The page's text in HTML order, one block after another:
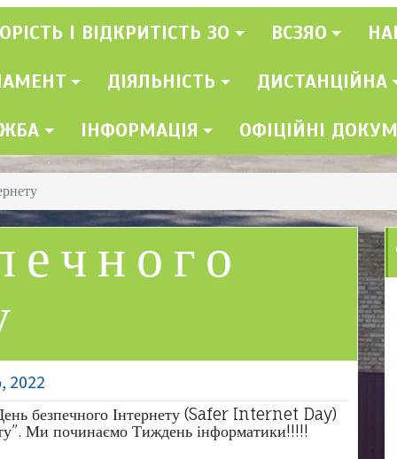
І ВІДКРИТІСТЬ ЗО ВСЗЯО
ДІЯЛЬНІСТЬ ДИСТАНЦІЙНА
ІНФОРМАЦІЯ ОФІЦІЙНІ
2022
безпечного Інтернету (Safer Internet Day)
Ми починаємо Тиждень інформатики!!!!!